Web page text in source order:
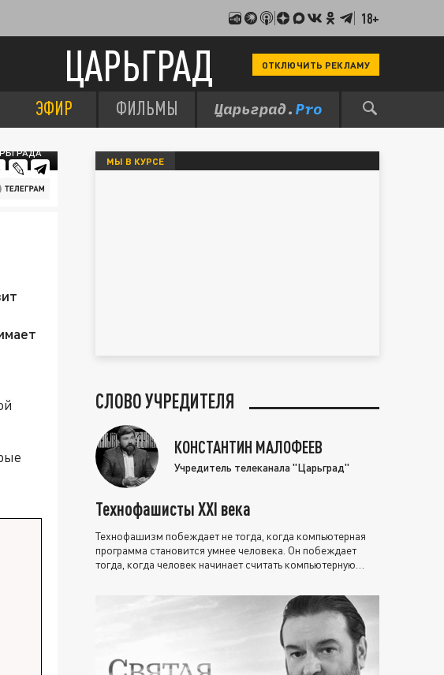
18+
ЦАРЬГРАД ОТКЛЮЧИТЬ РЕКЛАМУ
ЭФИР ФИЛЬМЫ
МЫ В КУРСЕ
СЛОВО УЧРЕДИТЕЛЯ
КОНСТАНТИН МАЛОФЕЕВ
Учредитель телеканала "Царьград"
Технофашисты XXI века
Технофашизм побеждает не тогда, когда компьютерная
программа становится умнее человека. Он побеждает
тогда, когда человек начинает считать компьютерную